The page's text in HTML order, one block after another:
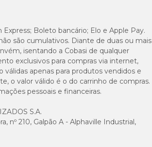
Boleto bancário; Elo e Apple Pay.
são cumulativos. Diante de duas ou mais
isentando a Cobasi de qualquer
exclusivos para compras via internet,
válidas apenas para produtos vendidos e
o valor válido é o do carrinho de compras.
pessoais e financeiras.
S.A.
nº 210, Galpão A - Alphaville Industrial,